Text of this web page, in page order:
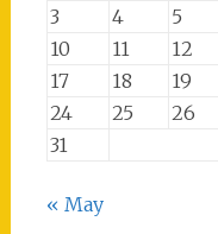
3
4 5
10
11 12
17
18 19
24
25 26
31
« May